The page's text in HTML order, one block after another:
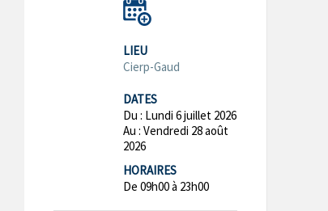
LIEU
Cierp-Gaud
DATES
Du : Lundi 6 juillet 2026
Au :Vendredi 28 août
2026
HORAIRES
De 09h00 à 23h00